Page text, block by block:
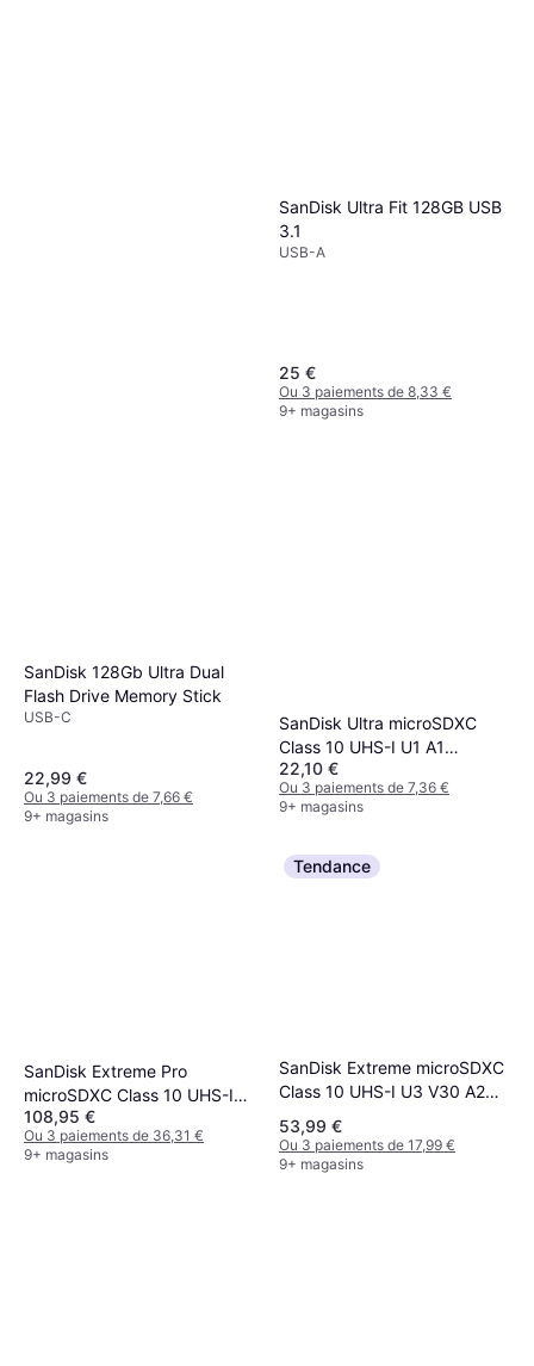
SanDisk Ultra Fit 128GB USB
3.1
USB-A
25 €
Ou 3 paiements de 8,33 €
9+ magasins
SanDisk 128Gb Ultra Dual
Flash Drive Memory Stick
USB-C
22,99 €
Ou 3 paiements de 7,66 €
9+ magasins
SanDisk Ultra microSDXC
Class 10 UHS-I U1 A1
140MB/s 128GB +Adapter
22,10 €
Ou 3 paiements de 7,36 €
9+ magasins
SanDisk Extreme Pro
microSDXC Class 10 UHS-I
U3 V30 A2 200/140MB/s
512GB
108,95 €
Ou 3 paiements de 36,31 €
9+ magasins
Tendance
SanDisk Extreme microSDXC
Class 10 UHS-I U3 V30 A2
190/130MB/s 256GB
+Adapter
53,99 €
Ou 3 paiements de 17,99 €
9+ magasins